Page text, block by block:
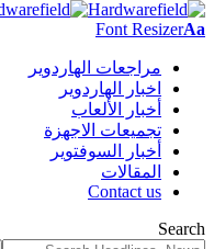
Font ResizerAa
مراجعات الهاردوير
اخبار الهاردوير
أخبار الألعاب
تجميعات الاجهزة
أخبار السوفتوير
المقالات
Contact us
Search